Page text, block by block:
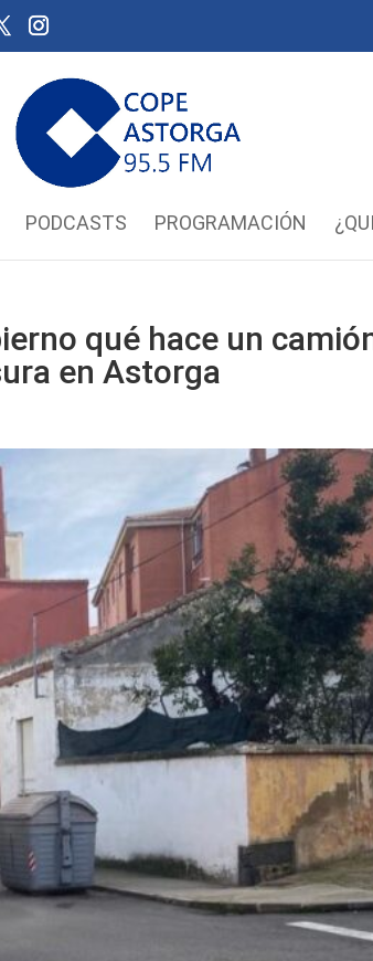
PODCASTS PROGRAMACIÓN
qué hace un
en Astorga